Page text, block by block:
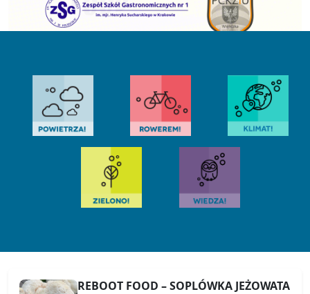
REBOOT FOOD – SOPLÓWKA JEŻOWATA